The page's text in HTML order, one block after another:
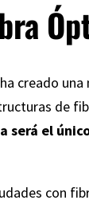
creado
de
será el
con